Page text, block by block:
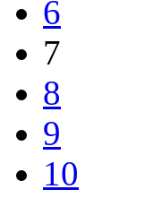
6
7
8
9
10